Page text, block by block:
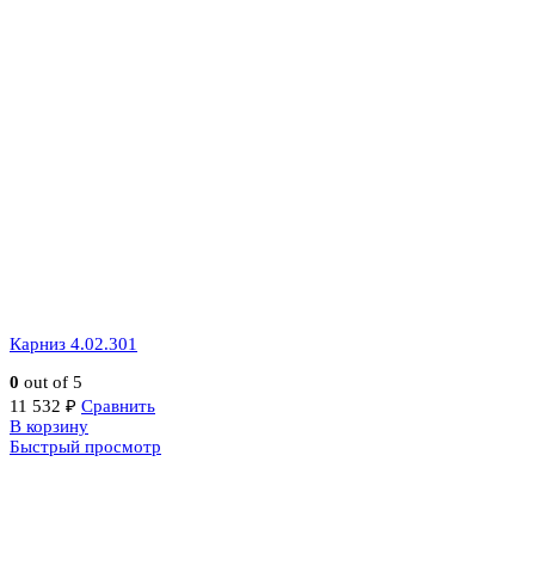
Карниз 4.02.301
0 out of 5
11 532 ₽ Сравнить
В корзину
Быстрый просмотр